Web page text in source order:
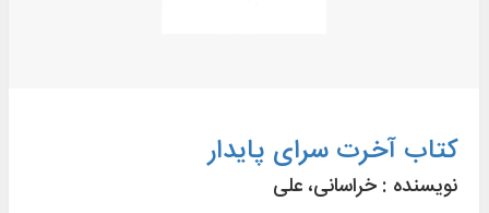
کتاب آخرت سرای پایدار
نویسنده : خراسانی، علی